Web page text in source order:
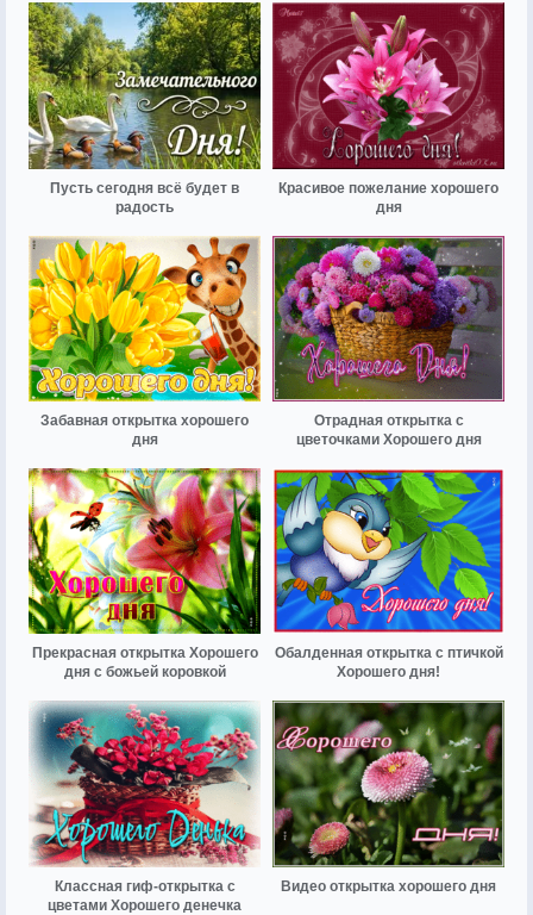
Пусть сегодня всё будет в
радость
Красивое пожелание хорошего
дня
Забавная открытка хорошего
дня
Отрадная открытка с
цветочками Хорошего дня
Прекрасная открытка Хорошего
дня с божьей коровкой
Обалденная открытка с птичкой
Хорошего дня!
Классная гиф-открытка с
цветами Хорошего денечка
Видео открытка хорошего дня